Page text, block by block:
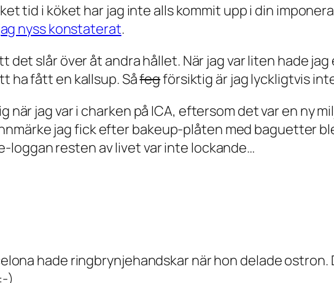
tid i köket har jag inte alls kommit upp i din
nyss konstaterat.
det slår över åt andra hållet. När jag var liten hade
ha fått en kallsup. Såfegförsiktig är jag lyckligtvis
när jag var i charken på ICA, eftersom det var en ny
jag fick efter bakeup-plåten med baguetter
loggan resten av livet var inte lockande…
hade ringbrynjehandskar när hon delade
)